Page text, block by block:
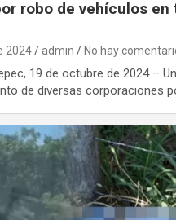
robo de vehículos en
2024 admin No hay
19 de octubre de 2024 – Un
de diversas corporaciones